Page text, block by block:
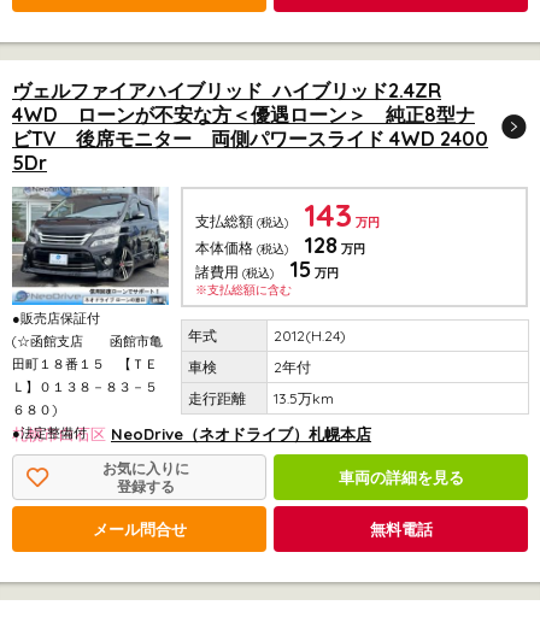
ヴェルファイアハイブリッド ハイブリッド2.4ZR
4WD ローンが不安な方＜優遇ローン＞ 純正8型ナ
ビTV 後席モニター 両側パワースライド 4WD 2400
5Dr
●販売店保証付
(☆函館支店 函館市亀
田町１８番１５ 【ＴＥ
Ｌ】０１３８－８３－５
６８０)
●法定整備付
支払総額 (税込) 143 万円
本体価格 (税込) 128 万円
諸費用 (税込) 15 万円
※支払総額に含む
2012(H.24)
2年付
13.5万km
札幌市白石区 NeoDrive（ネオドライブ）札幌本店
お気に入りに
登録する
車両の詳細を見る
メール問合せ 無料電話